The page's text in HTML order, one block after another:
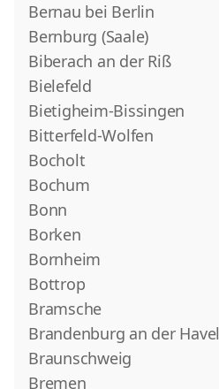
Bernau bei Berlin
Bernburg (Saale)
Biberach an der Riß
Bielefeld
Bietigheim-Bissingen
Bitterfeld-Wolfen
Bocholt
Bochum
Bonn
Borken
Bornheim
Bottrop
Bramsche
Brandenburg an der Havel
Braunschweig
Bremen